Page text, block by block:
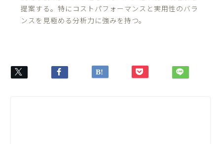
提案する。特にコストパフォーマンスと実用性のバラ
ンスを見極める分析力に強みを持つ。